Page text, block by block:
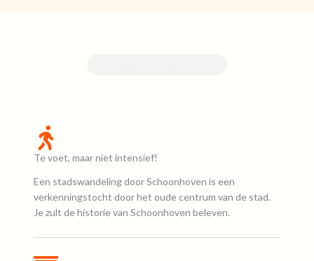
Te voet, maar niet intensief!
Een stadswandeling door Schoonhoven is een
verkenningstocht door het oude centrum van de stad.
Je zult de historie van Schoonhoven beleven.